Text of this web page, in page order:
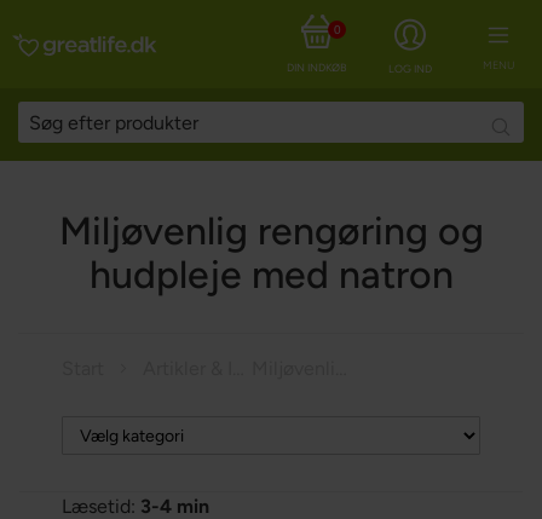
MENU
LOG IND
DIN INDKØBSKURV
0
Miljøvenlig rengøring og
hudpleje med natron
Læsetid: 3-4 min